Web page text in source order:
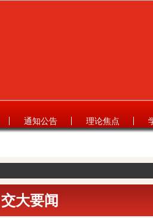
通知公告 理论焦点
交大要闻